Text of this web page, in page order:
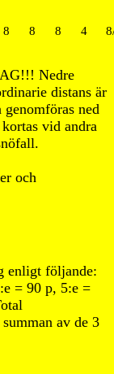
8 8 8 4
Nedre
distans är
ned
vid andra
och
enligt följande:
= 90 p, 5:e =
av de 3